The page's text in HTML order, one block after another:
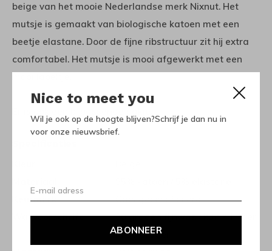
Nice to meet you
Wil je ook op de hoogte blijven?Schrijf je dan nu in
voor onze nieuwsbrief.
ABONNEER
beige van het mooie Nederlandse merk Nixnut. Het
mutsje is gemaakt van biologische katoen met een
beetje elastane. Door de fijne ribstructuur zit hij extra
comfortabel. Het mutsje is mooi afgewerkt met een
Keurmerk
Gots gecertificeerd
Wasvoorschrift
30 graden fijnwas / kan krimpen
in de droger